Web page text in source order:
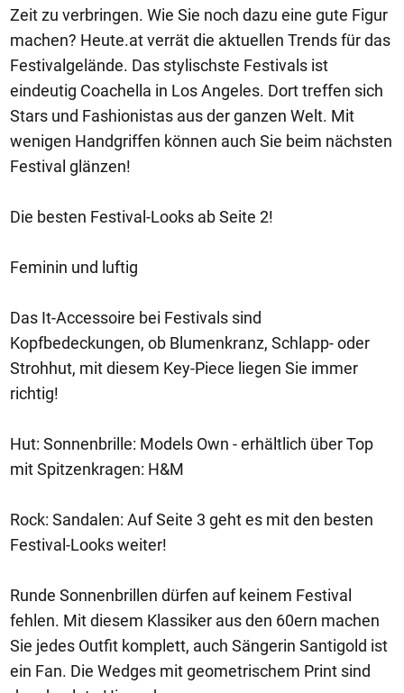
Zeit zu verbringen. Wie Sie noch dazu eine gute Figur
machen? Heute.at verrät die aktuellen Trends für das
Festivalgelände. Das stylischste Festivals ist
eindeutig Coachella in Los Angeles. Dort treffen sich
Stars und Fashionistas aus der ganzen Welt. Mit
wenigen Handgriffen können auch Sie beim nächsten
Festival glänzen!
Die besten Festival-Looks ab Seite 2!
Feminin und luftig
Das It-Accessoire bei Festivals sind
Kopfbedeckungen, ob Blumenkranz, Schlapp- oder
Strohhut, mit diesem Key-Piece liegen Sie immer
richtig!
Hut: Sonnenbrille: Models Own - erhältlich über Top
mit Spitzenkragen: H&M
Rock: Sandalen: Auf Seite 3 geht es mit den besten
Festival-Looks weiter!
Runde Sonnenbrillen dürfen auf keinem Festival
fehlen. Mit diesem Klassiker aus den 60ern machen
Sie jedes Outfit komplett, auch Sängerin Santigold ist
ein Fan. Die Wedges mit geometrischem Print sind